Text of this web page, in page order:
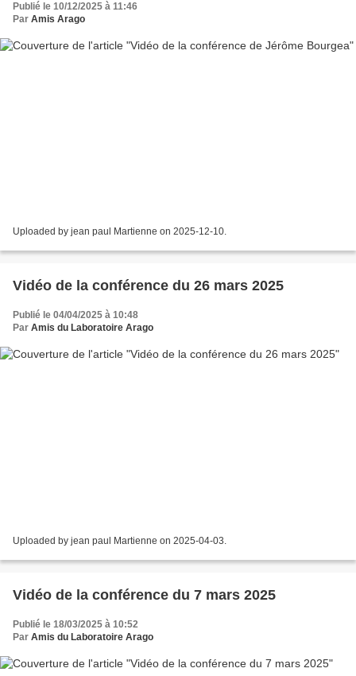
Publié le 10/12/2025 à 11:46
Par Amis Arago
Uploaded by jean paul Martienne on 2025-12-10.
Vidéo de la conférence du 26 mars 2025
Publié le 04/04/2025 à 10:48
Par Amis du Laboratoire Arago
Uploaded by jean paul Martienne on 2025-04-03.
Vidéo de la conférence du 7 mars 2025
Publié le 18/03/2025 à 10:52
Par Amis du Laboratoire Arago